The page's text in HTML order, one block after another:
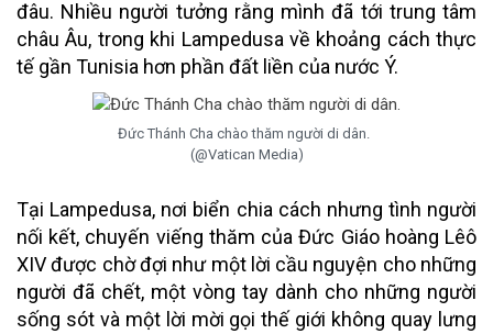
đâu. Nhiều người tưởng rằng mình đã tới trung tâm
châu Âu, trong khi Lampedusa về khoảng cách thực
tế gần Tunisia hơn phần đất liền của nước Ý.
Đức Thánh Cha chào thăm người di dân.
(@Vatican Media)
Tại Lampedusa, nơi biển chia cách nhưng tình người
nối kết, chuyến viếng thăm của Đức Giáo hoàng Lêô
XIV được chờ đợi như một lời cầu nguyện cho những
người đã chết, một vòng tay dành cho những người
sống sót và một lời mời gọi thế giới không quay lưng